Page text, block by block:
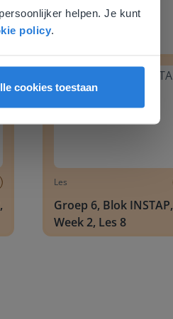
helpen. Je kunt
policy.
cookies toestaan
Les
Groep 6, Blok INSTAP,
Week 2, Les 8